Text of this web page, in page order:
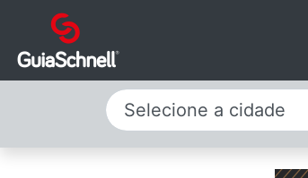
Selecione a cidade